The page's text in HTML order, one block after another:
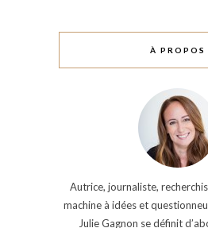
À PROPOS
Autrice, journaliste,
machine à idées et
Julie Gagnon se définit